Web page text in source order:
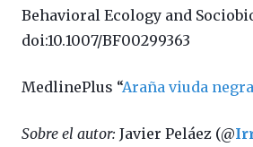
Behavioral Ecology and
doi:10.1007/BF00299363
MedlinePlus “Araña viuda negra
Sobre el autor: Javier Peláez (@